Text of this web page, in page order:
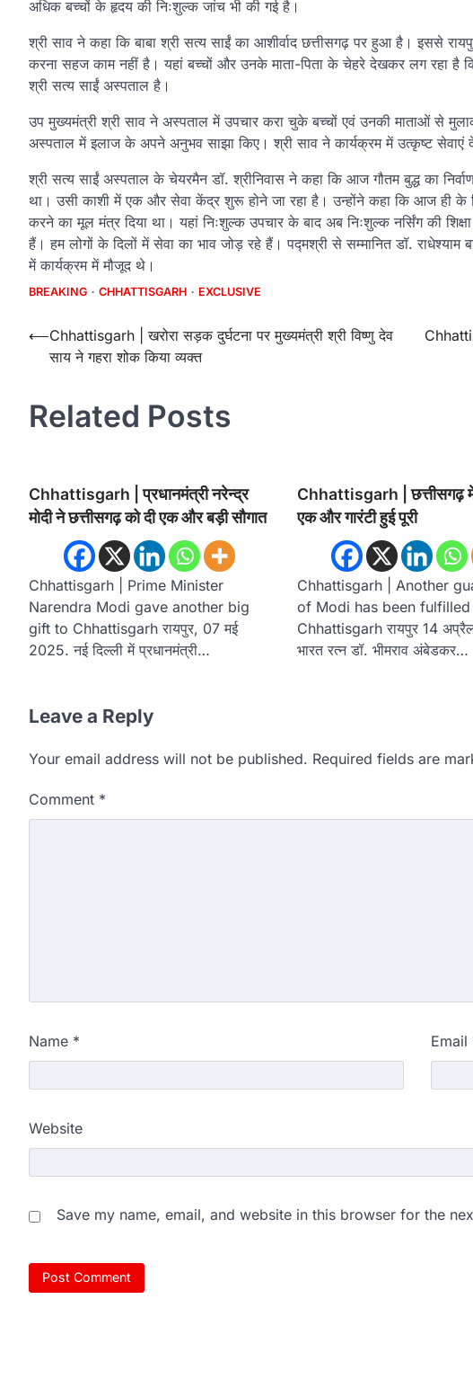
अधिक बच्चों के हृदय की निःशुल्क जांच भी की गई है।
श्री साव ने कहा कि बाबा श्री सत्य साईं का आशीर्वाद छत्तीसगढ़ पर हुआ है। इससे
करना सहज काम नहीं है। यहां बच्चों और उनके माता-पिता के चेहरे देखकर लग रहा है
श्री सत्य साईं अस्पताल है।
उप मुख्यमंत्री श्री साव ने अस्पताल में उपचार करा चुके बच्चों एवं उनकी माताओं से
अस्पताल में इलाज के अपने अनुभव साझा किए। श्री साव ने कार्यक्रम में उत्कृष्ट सेवाएं
श्री सत्य साईं अस्पताल के चेयरमैन डॉ. श्रीनिवास ने कहा कि आज गौतम बुद्ध का
था। उसी काशी में एक और सेवा केंद्र शुरू होने जा रहा है। उन्होंने कहा कि आज ही के
करने का मूल मंत्र दिया था। यहां निःशुल्क उपचार के बाद अब निःशुल्क नर्सिंग की
हैं। हम लोगों के दिलों में सेवा का भाव जोड़ रहे हैं। पद्मश्री से सम्मानित डॉ. राधेश्याम
में कार्यक्रम में मौजूद थे।
BREAKING CHHATTISGARH EXCLUSIVE
Post
navigation
⟵Chhattisgarh | खरोरा सड़क दुर्घटना पर मुख्यमंत्री श्री विष्णु देव
साय ने गहरा शोक किया व्यक्त
Related Posts
Chhattisgarh | प्रधानमंत्री नरेन्द्र
मोदी ने छत्तीसगढ़ को दी एक और बड़ी सौगात
Chhattisgarh | Prime Minister
Narendra Modi gave another big
gift to Chhattisgarh रायपुर, 07 मई
2025. नई दिल्ली में प्रधानमंत्री…
Chhattisgarh | छत्तीसगढ़ में
एक और गारंटी हुई पूरी
Chhattisgarh | Another
of Modi has been fulfilled
Chhattisgarh रायपुर 14
भारत रत्न डॉ. भीमराव अंबेडकर…
Leave a Reply
Your email address will not be published. Required fields are
Comment *
Name * Email
Website
Save my name, email, and website in this browser for the